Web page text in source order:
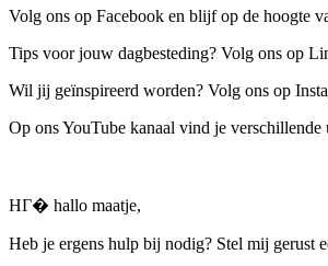
Volg ons op Facebook en blijf op de hoogte
Tips voor jouw dagbesteding? Volg ons op
Wil jij geïnspireerd worden? Volg ons op
Op ons YouTube kanaal vind je
HГ� hallo maatje,
Heb je ergens hulp bij nodig? Stel mij gerust